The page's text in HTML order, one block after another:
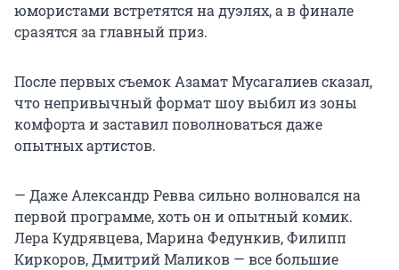
юмористами встретятся на дуэлях, а в финале
сразятся за главный приз.
После первых съемок Азамат Мусагалиев сказал,
что непривычный формат шоу выбил из зоны
комфорта и заставил поволноваться даже
опытных артистов.
— Даже Александр Ревва сильно волновался на
первой программе, хоть он и опытный комик.
Лера Кудрявцева, Марина Федункив, Филипп
Киркоров, Дмитрий Маликов — все большие